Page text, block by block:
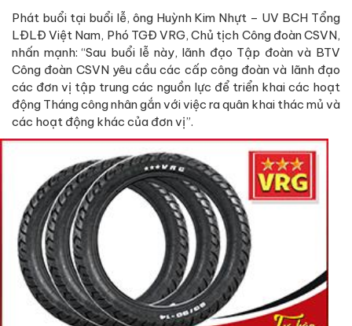
Phát buổi tại buổi lễ, ông Huỳnh Kim Nhựt – UV BCH Tổng
LĐLĐ Việt Nam, Phó TGĐ VRG, Chủ tịch Công đoàn CSVN,
nhấn mạnh: “Sau buổi lễ này, lãnh đạo Tập đoàn và BTV
Công đoàn CSVN yêu cầu các cấp công đoàn và lãnh đạo
các đơn vị tập trung các nguồn lực để triển khai các hoạt
động Tháng công nhân gắn với việc ra quân khai thác mủ và
các hoạt động khác của đơn vị”.